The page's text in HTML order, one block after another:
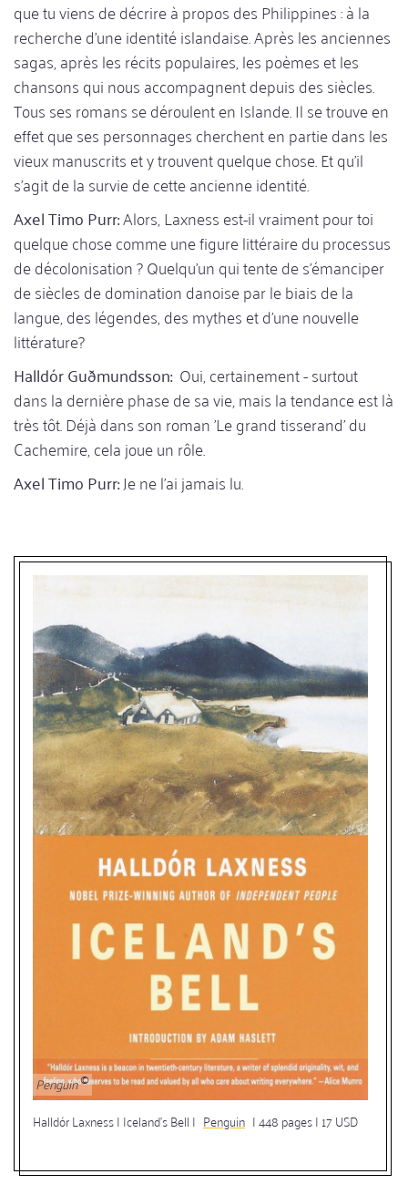
que tu viens de décrire à propos des Philippines : à la
recherche d'une identité islandaise. Après les anciennes
sagas, après les récits populaires, les poèmes et les
chansons qui nous accompagnent depuis des siècles.
Tous ses romans se déroulent en Islande. Il se trouve en
effet que ses personnages cherchent en partie dans les
vieux manuscrits et y trouvent quelque chose. Et qu'il
s'agit de la survie de cette ancienne identité.
Axel Timo Purr:Alors, Laxness est-il vraiment pour toi
quelque chose comme une figure littéraire du processus
de décolonisation ? Quelqu'un qui tente de s'émanciper
de siècles de domination danoise par le biais de la
langue, des légendes, des mythes et d'une nouvelle
littérature?
Halldór Guðmundsson: Oui, certainement - surtout
dans la dernière phase de sa vie, mais la tendance est là
très tôt. Déjà dans son roman 'Le grand tisserand' du
Cachemire, cela joue un rôle.
Axel Timo Purr:Je ne l'ai jamais lu.
Penguin
Halldór Laxness | Iceland’s Bell | Penguin | 448 pages | 17 USD